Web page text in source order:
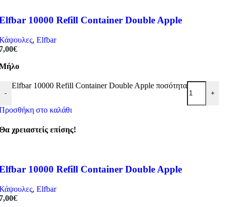
10000 Refill Container Double Apple
, Elfbar
€
-
Elfbar 10000 Refill Container Double Apple ποσότητα
+
στο καλάθι
χρειαστείς επίσης!
10000 Refill Container Double Apple
, Elfbar
€